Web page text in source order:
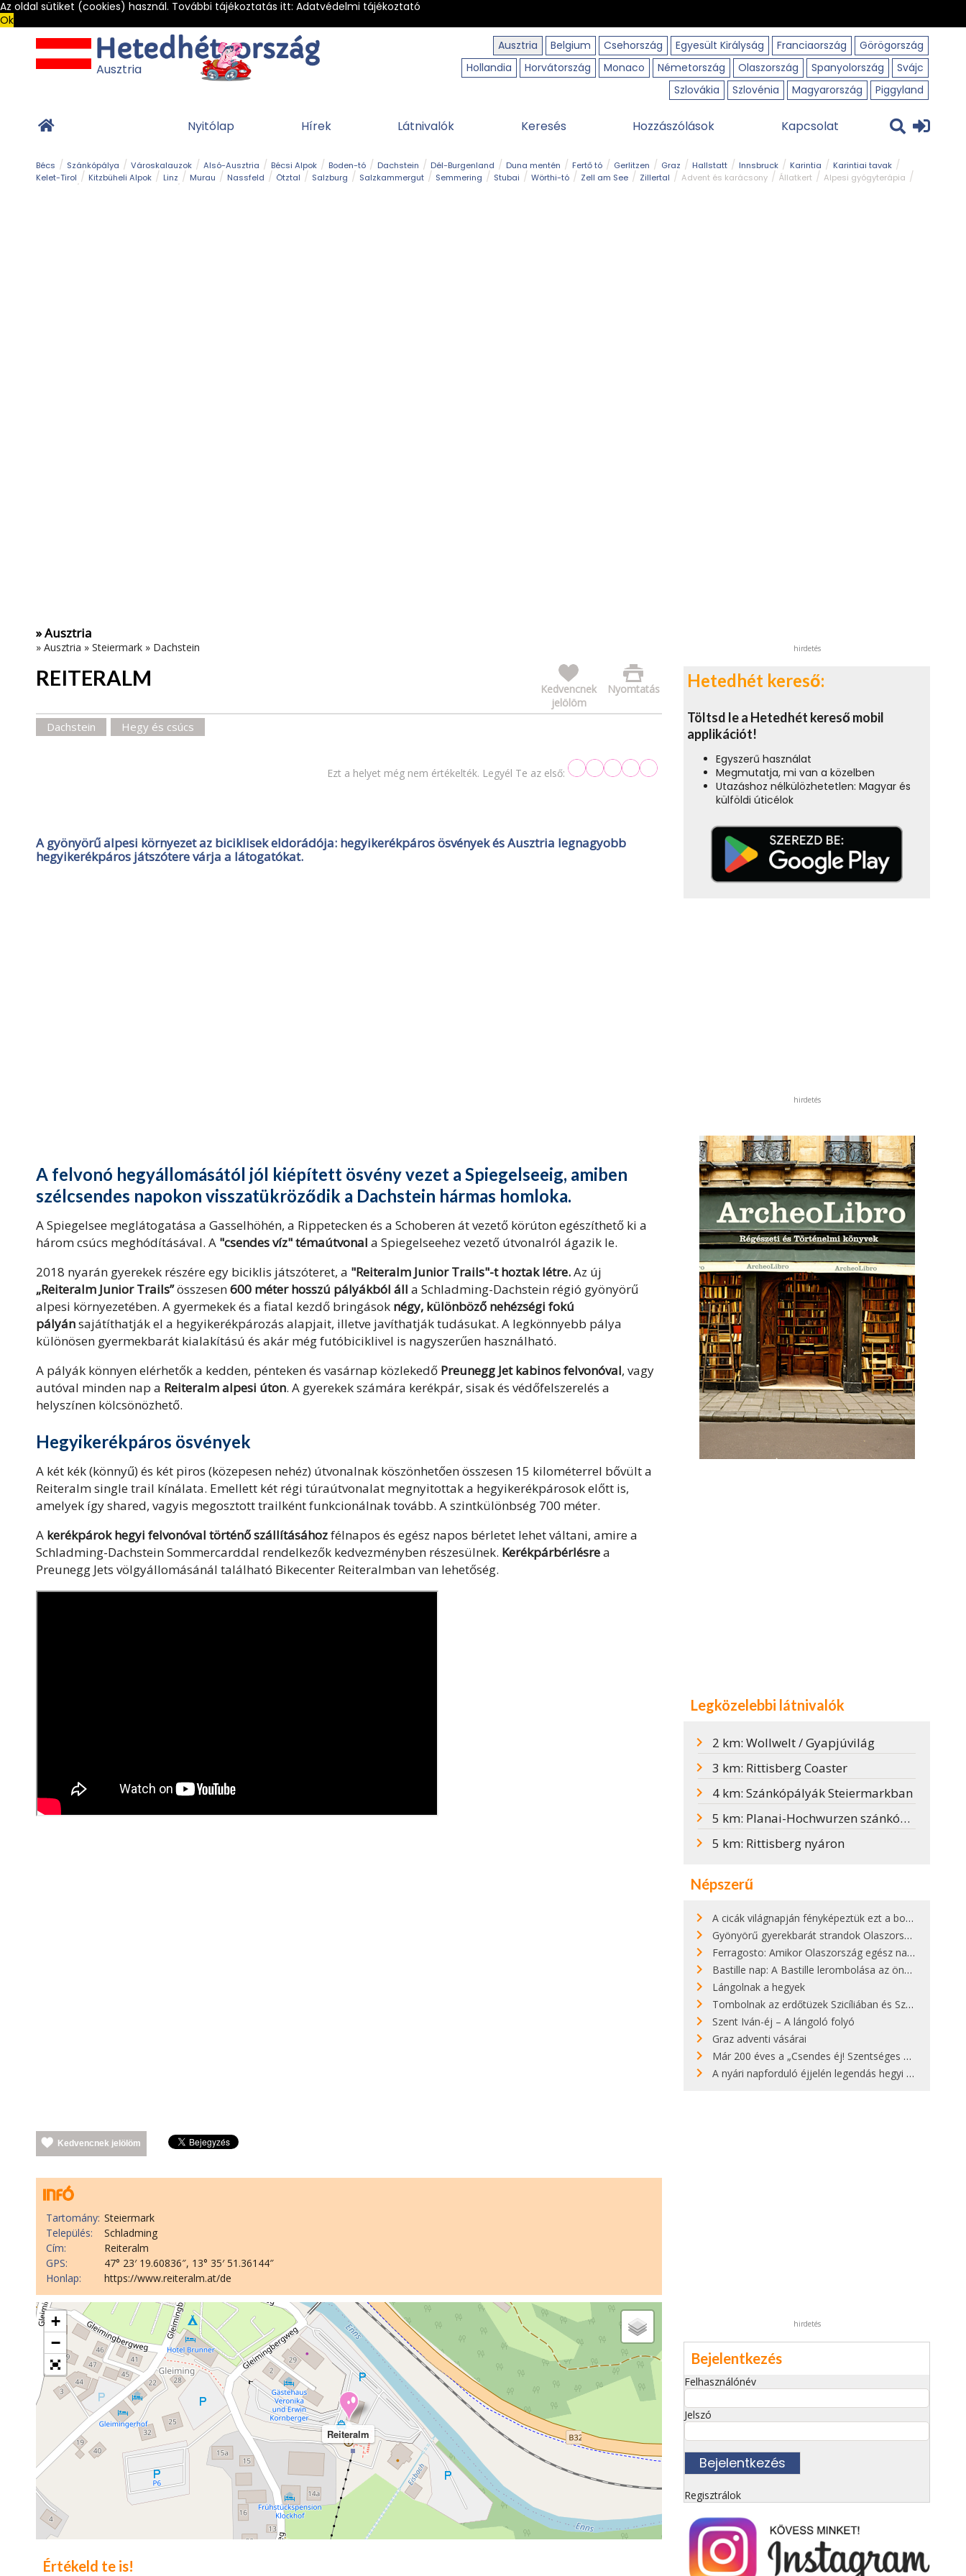
Az oldal sütiket (cookies) használ. További tájékoztatás itt: Adatvédelmi tájékoztató
Ok
Ausztria
Belgium Csehország Egyesült Királyság Franciaország
Görögország
Hollandia
Horvátország Monaco Németország Olaszország Spanyolország
Svájc
Szlovákia
Szlovénia Magyarország Piggyland
Ausztria
Nyitólap Hírek Látnivalók Keresés Hozzászólások Kapcsolat
Bécs Szánkópálya Városkalauzok Alsó-Ausztria Bécsi Alpok Boden-tó Dachstein Dél-Burgenland Duna mentén Fertő tó Gerlitzen Graz Hallstatt Innsbruck Karintia
Karintiai tavak
Kelet-Tirol
Kitzbüheli Alpok Linz Murau Nassfeld Ötztal Salzburg Salzkammergut Semmering Stubai Wörthi-tó Zell am See Zillertal Advent és karácsony Állatkert
Alpesi gyógyterápia
» Ausztria
» Ausztria » Steiermark » Dachstein
REITERALM Nyomtatás
Kedvencnek
jelölöm
Dachstein Hegy és csúcs
Ezt a helyet még nem értékelték. Legyél Te az első:
A gyönyörű alpesi környezet az biciklisek eldorádója: hegyikerékpáros ösvények és Ausztria legnagyobb
hegyikerékpáros játszótere várja a látogatókat.
A felvonó hegyállomásától jól kiépített ösvény vezet a Spiegelseeig, amiben
szélcsendes napokon visszatükröződik a Dachstein hármas homloka.
A Spiegelsee meglátogatása a Gasselhöhén, a Rippetecken és a Schoberen át vezető körúton egészíthető ki a
három csúcs meghódításával. A "csendes víz" témaútvonal a Spiegelseehez vezető útvonalról ágazik le.
2018 nyarán gyerekek részére egy biciklis játszóteret, a "Reiteralm Junior Trails"-t hoztak létre.Az új
„Reiteralm Junior Trails”összesen600 méter hosszú pályákból áll a Schladming-Dachstein régió gyönyörű
alpesi környezetében. A gyermekek és a fiatal kezdő bringások négy, különböző nehézségi fokú
pályánsajátíthatják el a hegyikerékpározás alapjait, illetve javíthatják tudásukat. A legkönnyebb pálya
különösen gyermekbarát kialakítású és akár még futóbiciklivel is nagyszerűen használható.
A pályák könnyen elérhetők a kedden, pénteken és vasárnap közlekedő Preunegg Jet kabinos felvonóval, vagy
autóval minden nap a Reiteralm alpesi úton. A gyerekek számára kerékpár, sisak és védőfelszerelés a
helyszínen kölcsönözhető.
Hegyikerékpáros ösvények
A két kék (könnyű) és két piros (közepesen nehéz) útvonalnak köszönhetően összesen 15 kilométerrel bővült a
Reiteralm single trail kínálata. Emellett két régi túraútvonalat megnyitottak a hegyikerékpárosok előtt is,
amelyek így shared, vagyis megosztott trailként funkcionálnak tovább. A szintkülönbség 700 méter.
A kerékpárok hegyi felvonóval történő szállításáhozfélnapos és egész napos bérletet lehet váltani, amire a
Schladming-Dachstein Sommercarddal rendelkezők kedvezményben részesülnek. Kerékpárbérlésrea
Preunegg Jets völgyállomásánál található Bikecenter Reiteralmban van lehetőség.
Kedvencnek jelölöm
Tartomány: Steiermark
Település:
Schladming
Cím:
Reiteralm
GPS:
47° 23′ 19.60836″, 13° 35′ 51.36144″
Honlap:
https://www.reiteralm.at/de
Reiteralm
+
−
Értékeld te is!
hirdetés
Hetedhét kereső:
Töltsd le a Hetedhét kereső mobil
applikációt!
Egyszerű használat
Megmutatja, mi van a közelben
Utazáshoz nélkülözhetetlen: Magyar és
külföldi úticélok
hirdetés
Legközelebbi látnivalók
2 km: Wollwelt / Gyapjúvilág
3 km: Rittisberg Coaster
4 km: Szánkópályák Steiermarkban
5 km: Planai-Hochwurzen szánkópálya
5 km: Rittisberg nyáron
Népszerű
A cicák világnapján fényképeztük ezt a bokor alatt hűsölő cicát Kisorosziban
Gyönyörű gyerekbarát strandok Olaszországban - megmutatjuk a 15 legjobbat
Ferragosto: Amikor Olaszország egész nap nyaral
Bastille nap: A Bastille lerombolása az önkényuralom végét jelentette
Lángolnak a hegyek
Tombolnak az erdőtüzek Szicíliában és Szardínián
Szent Iván-éj – A lángoló folyó
Graz adventi vásárai
Már 200 éves a „Csendes éj! Szentséges éj!”
A nyári napforduló éjjelén legendás hegyi tüzek világítják meg Zugspitzét
hirdetés
Bejelentkezés
Felhasználónév
Jelszó
Regisztrálok